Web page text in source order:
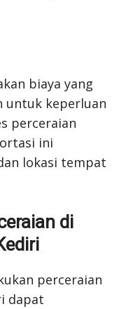
biaya yang
untuk keperluan
perceraian
ini
lokasi tempat
di
perceraian
dapat